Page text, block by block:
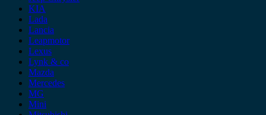
KIA
Lada
Lancia
Leapmotor
Lexus
Lynk & co
Mazda
Mercedes
MG
Mini